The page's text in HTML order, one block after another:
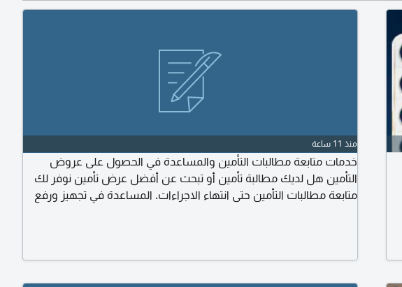
منذ 11 ساعة
خدمات متابعة مطالبات التأمين والمساعدة في الحصول على عروض
التأمين هل لديك مطالبة تأمين أو تبحث عن أفضل عرض تأمين نوفر لك
متابعة مطالبات التأمين حتى انتهاء الاجراءات. المساعدة في تجهيز ورفع